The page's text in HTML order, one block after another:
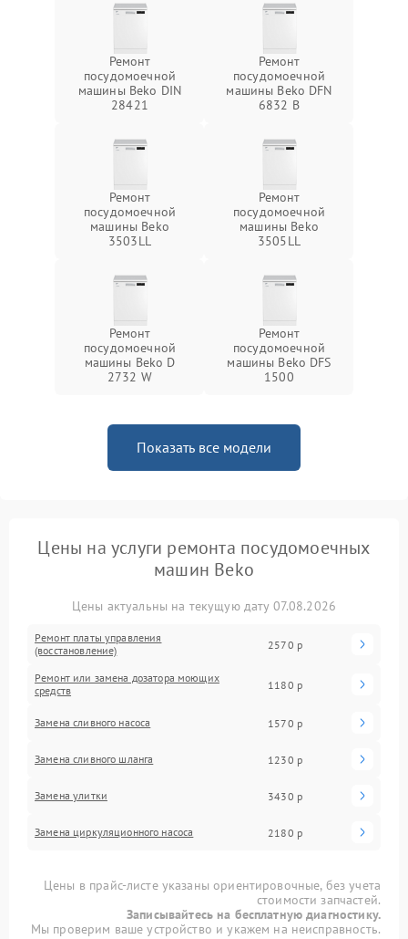
Ремонт
посудомоечной
машины Beko DIN
28421
Ремонт
посудомоечной
машины Beko DFN
6832 B
Ремонт
посудомоечной
машины Beko
3503LL
Ремонт
посудомоечной
машины Beko
3505LL
Ремонт
посудомоечной
машины Beko D
2732 W
Ремонт
посудомоечной
машины Beko DFS
1500
Показать все модели
Цены на услуги ремонта посудомоечных
машин Beko
Цены актуальны на текущую дату 07.08.2026
Ремонт платы управления
(восстановление)
2570 р
Ремонт или замена дозатора моющих
средств
1180 р
Замена сливного насоса 1570 р
Замена сливного шланга 1230 р
Замена улитки 3430 р
Замена циркуляционного насоса 2180 р
Цены в прайс-листе указаны ориентировочные, без учета
стоимости запчастей.
Записывайтесь на бесплатную диагностику.
Мы проверим ваше устройство и укажем на неисправность.